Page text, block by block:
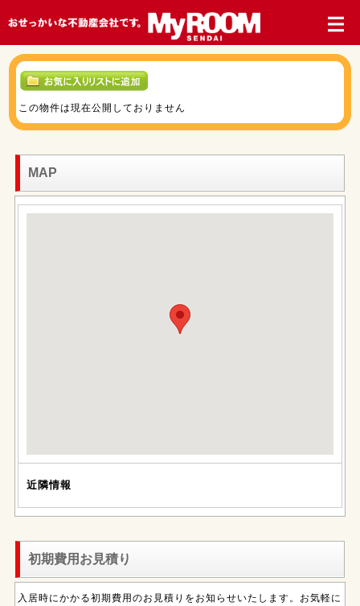
この物件は現在公開しておりません
MAP
近隣情報
初期費用お見積り
入居時にかかる初期費用のお見積りをお知らせいたします。お気軽に